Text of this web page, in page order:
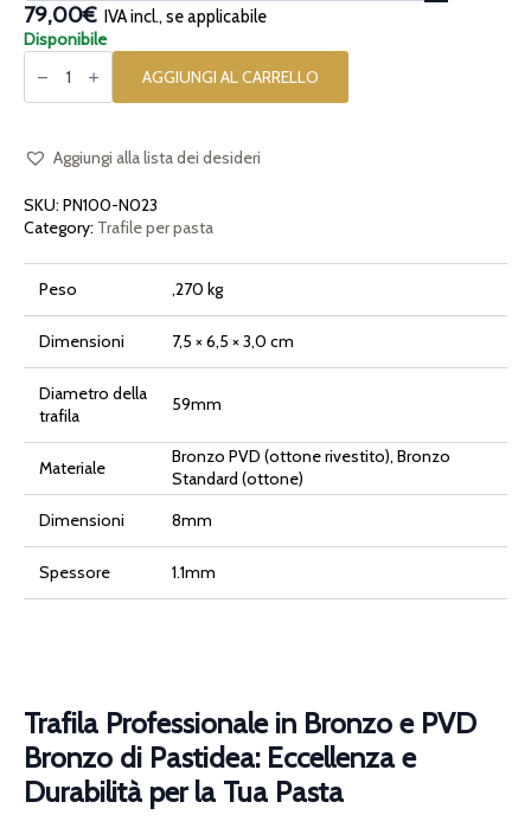
79,00€ IVA incl., se applicabile
Disponibile
Trafila
Casarecce
PN100,
Lillodue
quantità
AGGIUNGI AL CARRELLO
Aggiungi alla lista dei desideri
SKU: PN100-N023
Category: Trafile per pasta
Peso ,270 kg
Dimensioni 7,5 × 6,5 × 3,0 cm
Diametro della
trafila
59mm
Materiale
Bronzo PVD (ottone rivestito), Bronzo
Standard (ottone)
Dimensioni
8mm
Spessore 1.1mm
Trafila Professionale in Bronzo e PVD
Bronzo di Pastidea: Eccellenza e
Durabilità per la Tua Pasta